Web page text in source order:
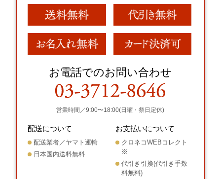
お電話でのお問い合わせ
営業時間／9:00〜18:00(日曜・祭日定休)
配送について
配送業者／ヤマト運輸
日本国内送料無料
お支払いについて
クロネコWEBコレクト
※
代引き引換(代引き手数
料無料)